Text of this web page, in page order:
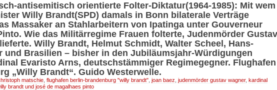
antisemitisch orientierte Folter-Diktatur(1964-1985): Mit wem
Willy Brandt(SPD) damals in Bonn bilaterale Verträge
Massaker an Stahlarbeitern von Ipatinga unter Gouverneur
Wie das Militärregime Frauen folterte, Judenmörder Gustav
Willy Brandt, Helmut Schmidt, Walter Scheel, Hans-
und Brasilien – bisher in den Jubiläumsjahr-Würdigungen
Evaristo Arns, deutschstämmiger Regimegegner. Flughafen
„Willy Brandt“. Guido Westerwelle.
matschie flughafen berlin-brandenburg "willy brandt" joan baez judenmörder gustav wagner, kardinal
brandt und josé de magalhaes pinto